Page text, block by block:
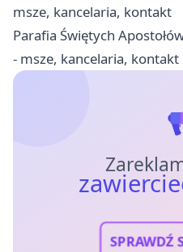
msze, kancelaria, kontakt
Parafia Świętych
- msze, kancelaria, kontakt
SPRAWDŹ